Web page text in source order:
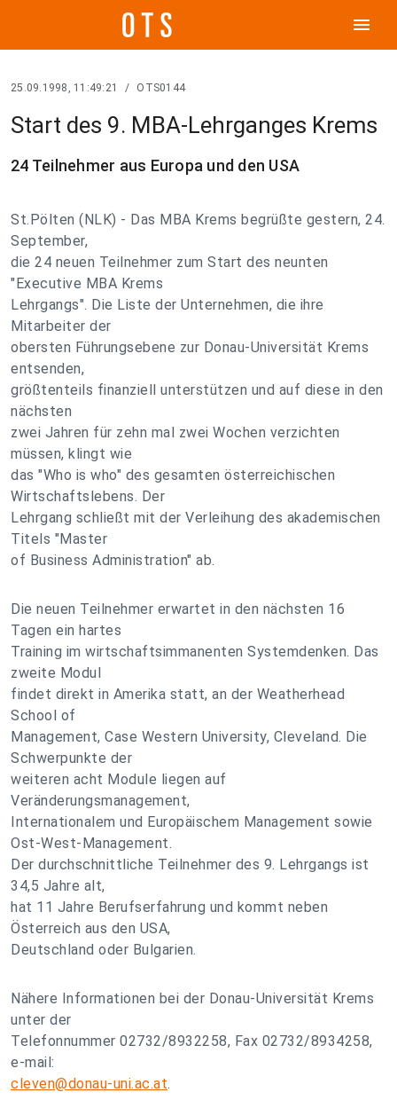
menu
25.09.1998, 11:49:21 / OTS0144
Start des 9. MBA-Lehrganges Krems
24 Teilnehmer aus Europa und den USA
St.Pölten (NLK) - Das MBA Krems begrüßte gestern, 24.
September,
die 24 neuen Teilnehmer zum Start des neunten
"Executive MBA Krems
Lehrgangs". Die Liste der Unternehmen, die ihre
Mitarbeiter der
obersten Führungsebene zur Donau-Universität Krems
entsenden,
größtenteils finanziell unterstützen und auf diese in den
nächsten
zwei Jahren für zehn mal zwei Wochen verzichten
müssen, klingt wie
das "Who is who" des gesamten österreichischen
Wirtschaftslebens. Der
Lehrgang schließt mit der Verleihung des akademischen
Titels "Master
of Business Administration" ab.
Die neuen Teilnehmer erwartet in den nächsten 16
Tagen ein hartes
Training im wirtschaftsimmanenten Systemdenken. Das
zweite Modul
findet direkt in Amerika statt, an der Weatherhead
School of
Management, Case Western University, Cleveland. Die
Schwerpunkte der
weiteren acht Module liegen auf
Veränderungsmanagement,
Internationalem und Europäischem Management sowie
Ost-West-Management.
Der durchschnittliche Teilnehmer des 9. Lehrgangs ist
34,5 Jahre alt,
hat 11 Jahre Berufserfahrung und kommt neben
Österreich aus den USA,
Deutschland oder Bulgarien.
Nähere Informationen bei der Donau-Universität Krems
unter der
Telefonnummer 02732/8932258, Fax 02732/8934258,
e-mail:
cleven@donau-uni.ac.at.